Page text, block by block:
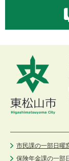
市民課の一部日曜
保険年金課の一部